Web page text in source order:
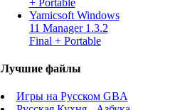
Yamicsoft Windows
11 Manager 1.3.2
Final + Portable
Лучшие файлы
Игры на Русском GBA